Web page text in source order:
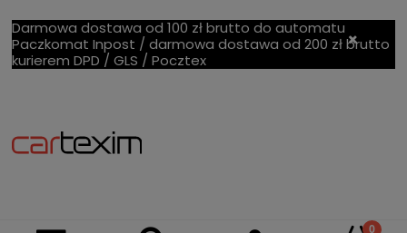
Darmowa dostawa od 100 zł brutto do automatu
Paczkomat Inpost / darmowa dostawa od 200 zł brutto
kurierem DPD / GLS / Pocztex